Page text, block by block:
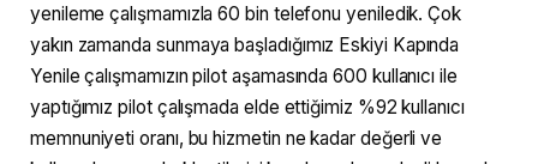
yenileme çalışmamızla 60 bin telefonu yeniledik. Çok
yakın zamanda sunmaya başladığımız Eskiyi Kapında
Yenile çalışmamızın pilot aşamasında 600 kullanıcı ile
yaptığımız pilot çalışmada elde ettiğimiz %92 kullanıcı
memnuniyeti oranı, bu hizmetin ne kadar değerli ve